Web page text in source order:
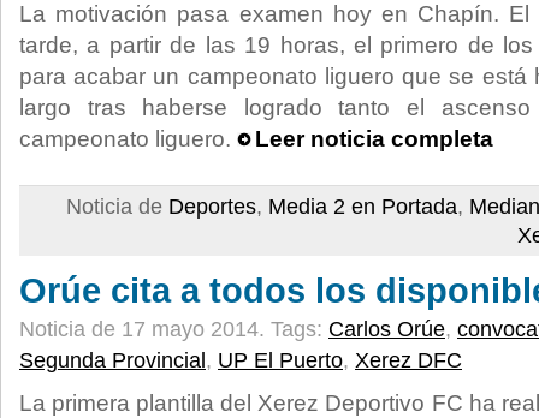
La motivación pasa examen hoy en Chapín.
tarde, a partir de las 19 horas, el primero de
para acabar un campeonato liguero que se está
largo tras haberse logrado tanto el
campeonato liguero.
Leer noticia completa
Noticia de Deportes, Media 2 en Portada,
Orúe cita a todos los
Noticia de 17 mayo 2014. Tags: Carlos Orúe,
Segunda Provincial , UP El Puerto, Xerez DFC
La primera plantilla del Xerez Deportivo FC ha